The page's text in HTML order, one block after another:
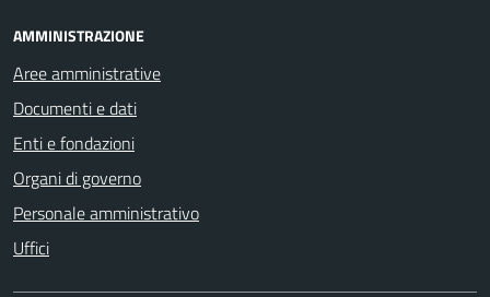
AMMINISTRAZIONE
Aree amministrative
Documenti e dati
Enti e fondazioni
Organi di governo
Personale amministrativo
Uffici